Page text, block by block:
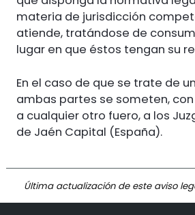
materia de jurisdicción
atiende, tratándose de
lugar en que éstos tengan su
En el caso de que se trate de
ambas partes se someten,
a cualquier otro fuero, a los
de Jaén Capital (España).
Última actualización de este aviso